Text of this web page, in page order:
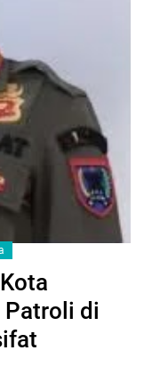
Patroli di